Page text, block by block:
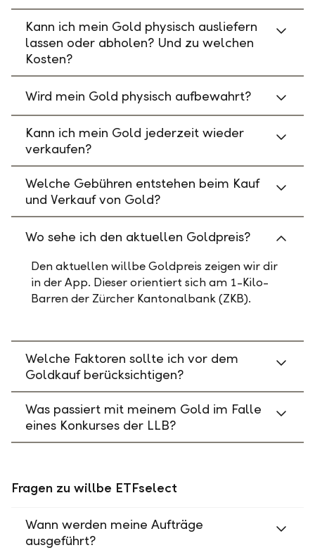
Kann ich mein Gold physisch ausliefern
lassen oder abholen? Und zu welchen
Kosten?
Wird mein Gold physisch aufbewahrt?
Kann ich mein Gold jederzeit wieder
verkaufen?
Welche Gebühren entstehen beim Kauf
und Verkauf von Gold?
Wo sehe ich den aktuellen Goldpreis?
Den aktuellen willbe Goldpreis zeigen wir dir
in der App. Dieser orientiert sich am 1-Kilo-
Barren der Zürcher Kantonalbank (ZKB).
Welche Faktoren sollte ich vor dem
Goldkauf berücksichtigen?
Was passiert mit meinem Gold im Falle
eines Konkurses der LLB?
Fragen zu willbe ETFselect
Wann werden meine Aufträge
ausgeführt?